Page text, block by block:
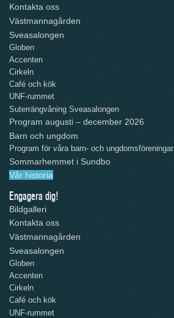
Kontakta oss
Västmannagården
Sveasalongen
Globen
Accenten
Cirkeln
Café och kök
UNF-rummet
Suterrängvåning Sveasalongen
Program augusti – december 2026
Barn och ungdom
Program för våra barn- och ungdomsföreningar.
Sommarhemmet i Sundbo
Vår historia
Engagera dig!
Bildgalleri
Kontakta oss
Västmannagården
Sveasalongen
Globen
Accenten
Cirkeln
Café och kök
UNF-rummet